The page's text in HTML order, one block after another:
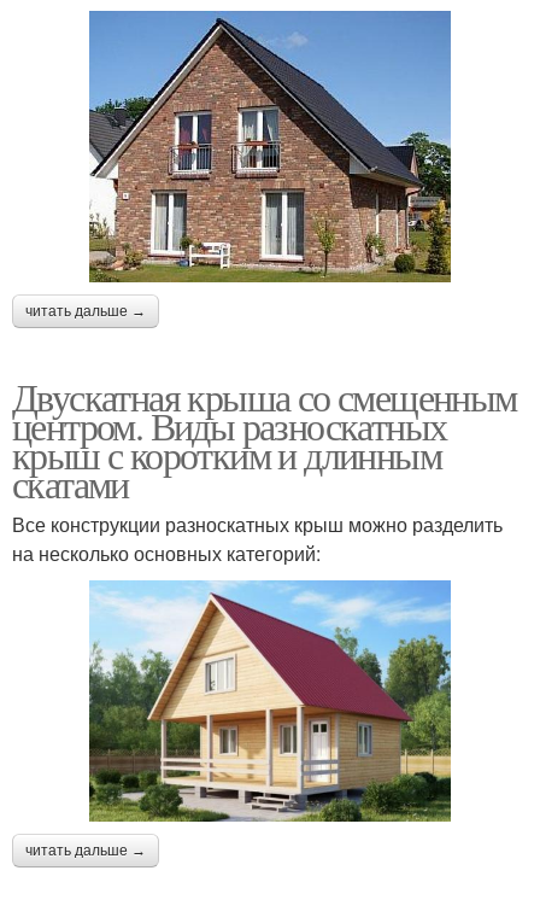
читать дальше →
Двускатная крыша со смещенным
центром. Виды разноскатных
крыш с коротким и длинным
скатами
Все конструкции разноскатных крыш можно разделить
на несколько основных категорий:
читать дальше →